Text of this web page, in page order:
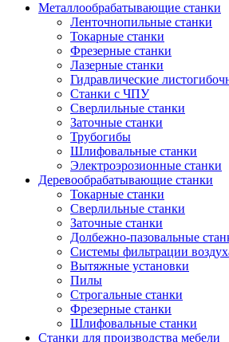
Металлообрабатывающие станки
Ленточнопильные станки
Токарные станки
Фрезерные станки
Лазерные станки
Гидравлические
Станки с ЧПУ
Сверлильные станки
Заточные станки
Трубогибы
Шлифовальные станки
Электроэрозионные станки
Деревообрабатывающие станки
Токарные станки
Сверлильные станки
Заточные станки
Долбежно-пазовальные
Системы фильтрации
Вытяжные установки
Пилы
Строгальные станки
Фрезерные станки
Шлифовальные станки
Станки для производства мебели